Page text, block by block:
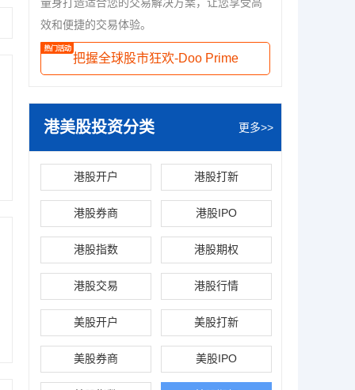
效和便捷的交易体验。
把握全球股市狂欢-Doo Prime
港美股投资分类 更多>>
港股开户 港股打新
港股券商 港股IPO
港股指数 港股期权
港股交易 港股行情
美股开户 美股打新
美股券商 美股IPO